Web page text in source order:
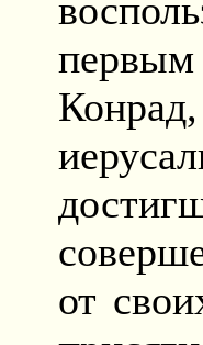
от